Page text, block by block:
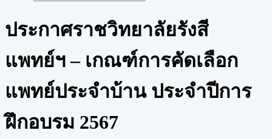
ประกาศราชวิทยาลัยรังสี
แพทย์ฯ – เกณฑ์การคัดเลือก
แพทย์ประจำบ้าน ประจำปีการ
ฝึกอบรม 2567